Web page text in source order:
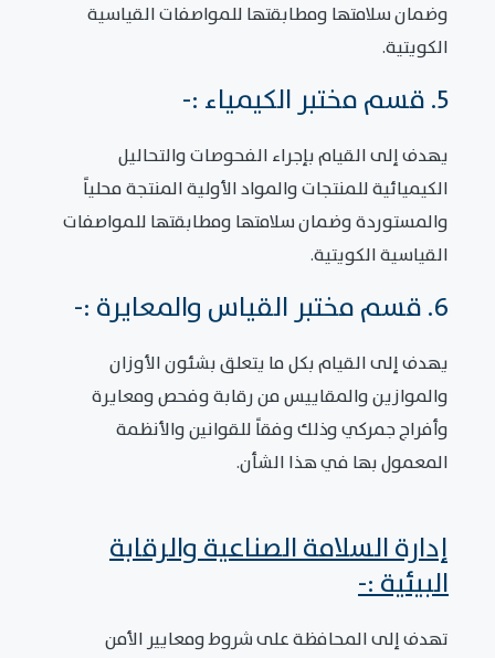
وضمان سلامتها ومطابقتها للمواصفات القياسية
الكويتية.
5. قسم مختبر الكيمياء :-
يهدف إلى القيام بإجراء الفحوصات والتحاليل
الكيميائية للمنتجات والمواد الأولية المنتجة محلياً
والمستوردة وضمان سلامتها ومطابقتها للمواصفات
القياسية الكويتية.
6. قسم مختبر القياس والمعايرة :-
يهدف إلى القيام بكل ما يتعلق بشئون الأوزان
والموازين والمقاييس من رقابة وفحص ومعايرة
وأفراج جمركي وذلك وفقاً للقوانين والأنظمة
المعمول بها في هذا الشأن.
إدارة السلامة الصناعية والرقابة
البيئية :-
تهدف إلى المحافظة على شروط ومعايير الأمن